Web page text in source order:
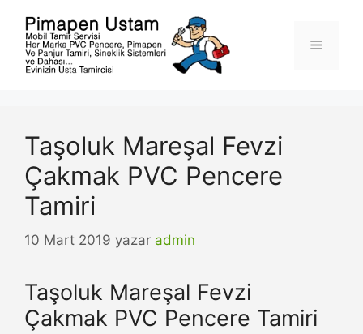
Menü
Taşoluk Mareşal Fevzi
Çakmak PVC Pencere
Tamiri
10 Mart 2019 yazar admin
Taşoluk Mareşal Fevzi
Çakmak PVC Pencere Tamiri